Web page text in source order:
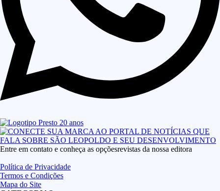
Entre em contato e conheça as opçõesrevistas da nossa editora
Política de Privacidade
Termos e Condições
Mapa do Site